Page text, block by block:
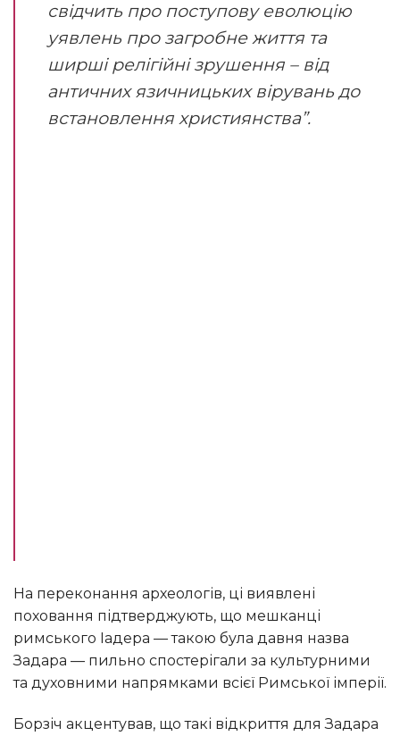
свідчить про поступову еволюцію
уявлень про загробне життя та
ширші релігійні зрушення – від
античних язичницьких вірувань до
встановлення християнства”.
На переконання археологів, ці виявлені
поховання підтверджують, що мешканці
римського Іадера — такою була давня назва
Задара — пильно спостерігали за культурними
та духовними напрямками всієї Римської імперії.
Борзіч акцентував, що такі відкриття для Задара